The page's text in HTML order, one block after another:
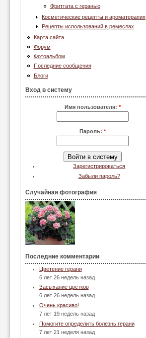
Фриттата с геранью
Косметические рецепты и ароматерапия
Рецепты использований в ремеслах
Карта сайта
Форум
Фотоальбом
Последние сообщения
Блоги
Вход в систему
Имя пользователя: *
Пароль: *
Зарегистрироваться
Забыли пароль?
Случайная фотография
Последние комментарии
Цветение герани
6 лет 26 недель назад
Засыхание цветков
6 лет 26 недель назад
Очень красиво!
7 лет 19 недель назад
Помогите определить болезнь герани
7 лет 21 неделя назад